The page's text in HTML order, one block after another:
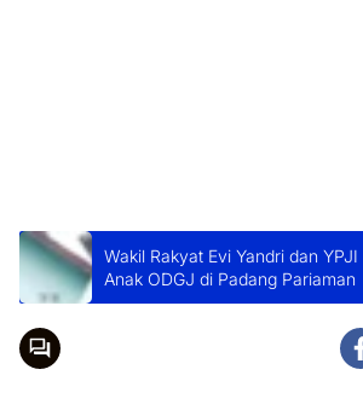
Wakil Rakyat Evi Yandri dan
Anak ODGJ di Padang Pariaman